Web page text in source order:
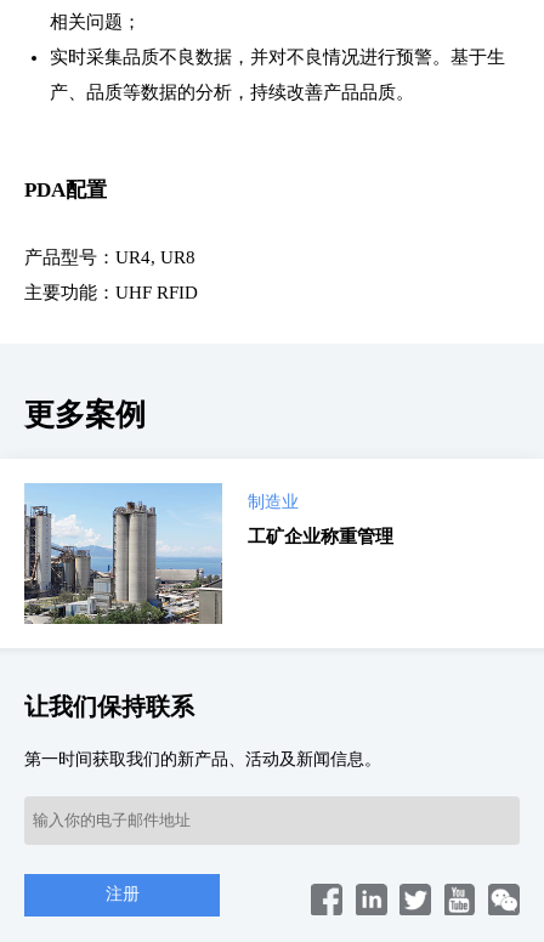
相关问题 ；
实时采集品质不良数据，并对不良情况进行预警。基于生
产、品质等数据的分析，持续改善产品品质。
PDA配置
产品型号：UR4, UR8
主要功能：UHF RFID
更多案例
制造业
工矿企业称重管理
让我们保持联系
第一时间获取我们的新产品、活动及新闻信息。